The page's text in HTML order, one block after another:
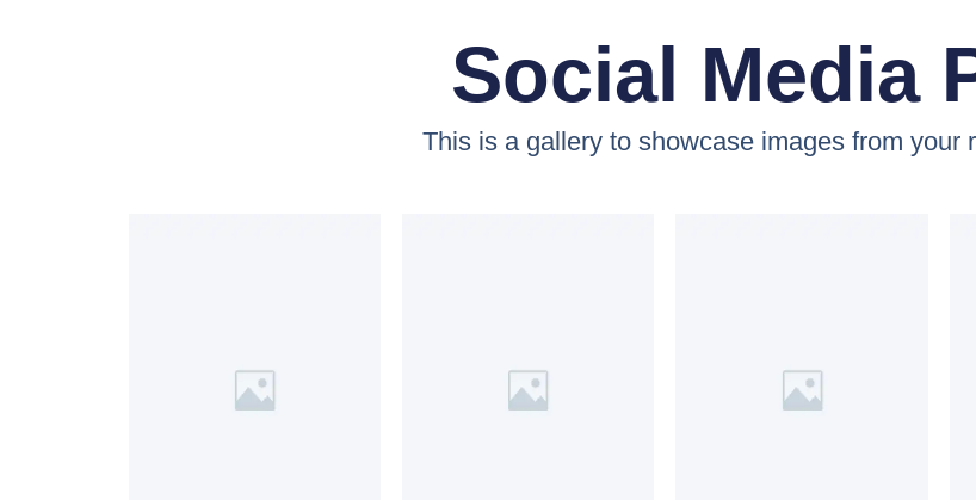
Social Media
This is a gallery to showcase images from your